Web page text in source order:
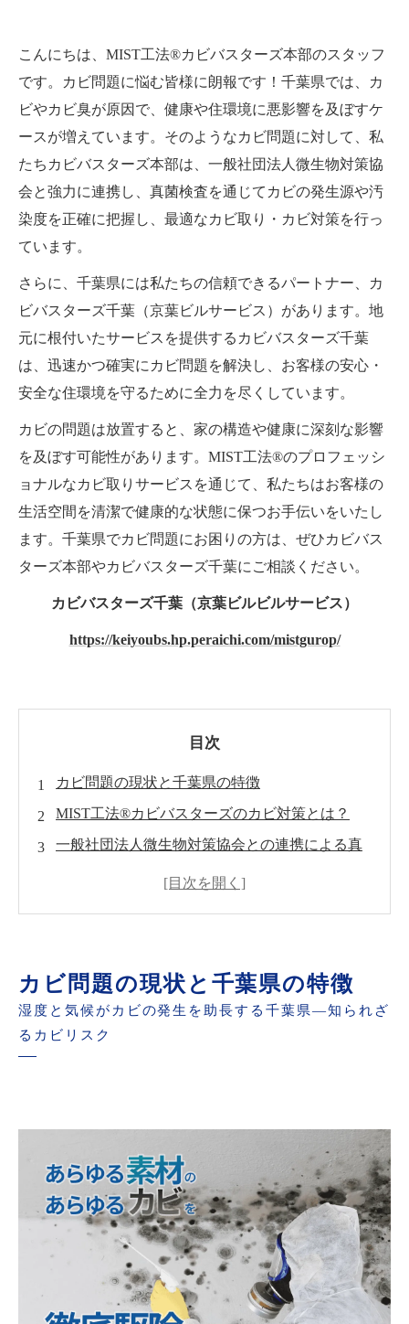
こんにちは、MIST工法®カビバスターズ本部のスタッフ
です。カビ問題に悩む皆様に朗報です！千葉県では、カ
ビやカビ臭が原因で、健康や住環境に悪影響を及ぼすケ
ースが増えています。そのようなカビ問題に対して、私
たちカビバスターズ本部は、一般社団法人微生物対策協
会と強力に連携し、真菌検査を通じてカビの発生源や汚
染度を正確に把握し、最適なカビ取り・カビ対策を行っ
ています。
さらに、千葉県には私たちの信頼できるパートナー、カ
ビバスターズ千葉（京葉ビルサービス）があります。地
元に根付いたサービスを提供するカビバスターズ千葉
は、迅速かつ確実にカビ問題を解決し、お客様の安心・
安全な住環境を守るために全力を尽くしています。
カビの問題は放置すると、家の構造や健康に深刻な影響
を及ぼす可能性があります。MIST工法®のプロフェッシ
ョナルなカビ取りサービスを通じて、私たちはお客様の
生活空間を清潔で健康的な状態に保つお手伝いをいたし
ます。千葉県でカビ問題にお困りの方は、ぜひカビバス
ターズ本部やカビバスターズ千葉にご相談ください。
カビバスターズ千葉（京葉ビルビルサービス）
https://keiyoubs.hp.peraichi.com/mistgurop/
目次
カビ問題の現状と千葉県の特徴
MIST工法®カビバスターズのカビ対策とは？
一般社団法人微生物対策協会との連携による真
お問い合わせ方法と無料相談のご案内
カビ問題の現状と千葉県の特徴
湿度と気候がカビの発生を助長する千葉県—知られざ
るカビリスク